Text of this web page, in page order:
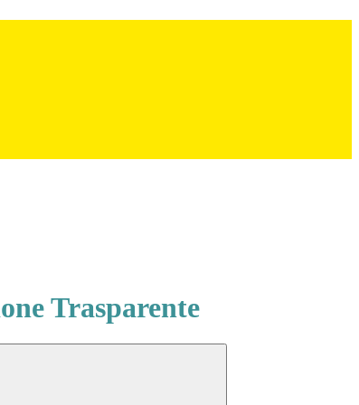
Trasparente